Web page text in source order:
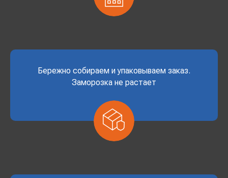
Бережно собираем и упаковываем заказ.
Заморозка не растает